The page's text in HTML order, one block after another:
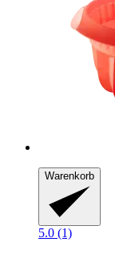
Warenkorb
5.0 (1)